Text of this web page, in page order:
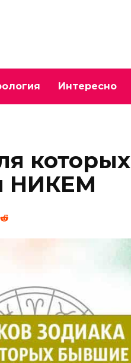
Интересно
которых
НИКЕМ